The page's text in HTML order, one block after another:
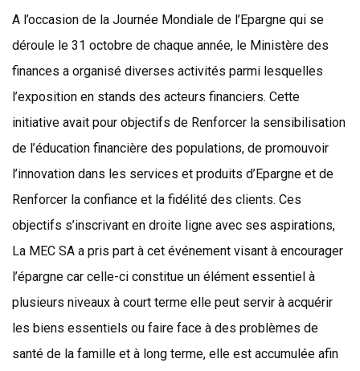
A l’occasion de la Journée Mondiale de l’Epargne qui se
déroule le 31 octobre de chaque année, le Ministère des
finances a organisé diverses activités parmi lesquelles
l’exposition en stands des acteurs financiers. Cette
initiative avait pour objectifs de Renforcer la sensibilisation
de l’éducation financière des populations, de promouvoir
l’innovation dans les services et produits d’Epargne et de
Renforcer la confiance et la fidélité des clients. Ces
objectifs s’inscrivant en droite ligne avec ses aspirations,
La MEC SA a pris part à cet événement visant à encourager
l’épargne car celle-ci constitue un élément essentiel à
plusieurs niveaux à court terme elle peut servir à acquérir
les biens essentiels ou faire face à des problèmes de
santé de la famille et à long terme, elle est accumulée afin